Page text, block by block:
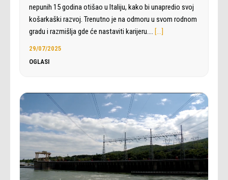
nepunih 15 godina otišao u Italiju, kako bi unapredio svoj
košarkaški razvoj. Trenutno je na odmoru u svom rodnom
gradu i razmišlja gde će nastaviti karijeru.… […]
29/07/2025
OGLASI